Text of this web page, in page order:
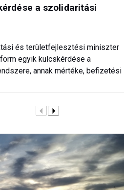
a szolidaritási
és területfejlesztési miniszter
egyik kulcskérdése a
annak mértéke, befizetési